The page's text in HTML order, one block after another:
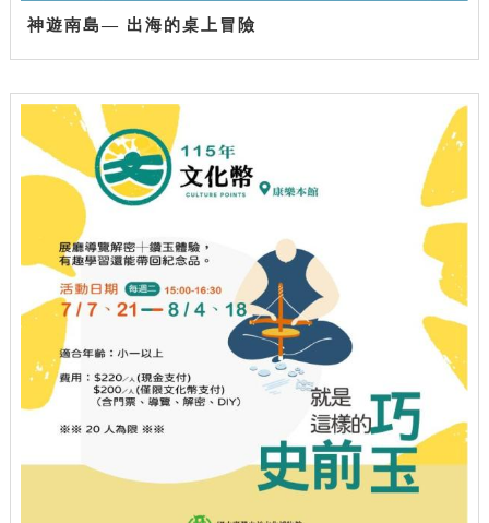
神遊南島— 出海的桌上冒險